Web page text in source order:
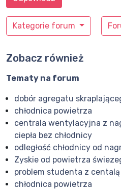
Kategorie forum
Zobacz również
Tematy na forum
dobór agregatu
chłodnica powietrza
centrala wentylacyjna z
ciepła bez chłodnicy
odległość chłodnicy od
Zyskie od powietrza
problem studenta z centalą
chłodnica powietrza